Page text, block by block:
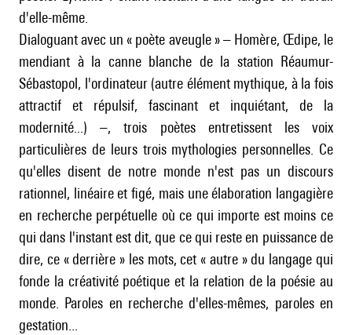
d'elle-même.
Dialoguant avec un « poète aveugle » – Homère, Œdipe, le
mendiant à la canne blanche de la station Réaumur-
Sébastopol, l'ordinateur (autre élément mythique, à la fois
attractif et répulsif, fascinant et inquiétant, de la
modernité...) –, trois poètes entretissent les voix
particulières de leurs trois mythologies personnelles. Ce
qu'elles disent de notre monde n'est pas un discours
rationnel, linéaire et figé, mais une élaboration langagière
en recherche perpétuelle où ce qui importe est moins ce
qui dans l'instant est dit, que ce qui reste en puissance de
dire, ce « derrière » les mots, cet « autre » du langage qui
fonde la créativité poétique et la relation de la poésie au
monde. Paroles en recherche d'elles-mêmes, paroles en
gestation...